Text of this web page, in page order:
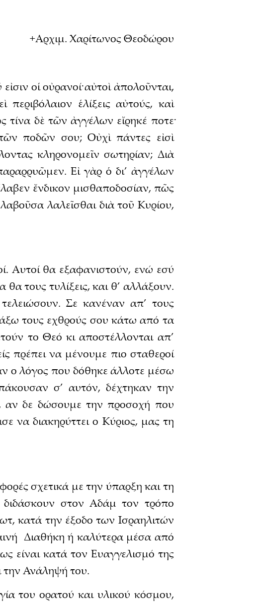
+Αρχιμ. Χαρίτωνος Θεοδώρου
οἱ οὐρανοί· αὐτοὶ ἀπολοῦνται,
ἑλίξεις αὐτούς, καὶ
τίνα δὲ τῶν ἀγγέλων εἴρηκέ ποτε·
ποδῶν σου; Οὐχὶ πάντες εἰσὶ
κληρονομεῖν σωτηρίαν; Διὰ
Εἰ γὰρ ὁ δι’ ἀγγέλων
ἔνδικον μισθαποδοσίαν, πῶς
λαλεῖσθαι διὰ τοῦ Κυρίου,
Αυτοί θα εξαφανιστούν, ενώ εσύ
τους τυλίξεις, και θ’ αλλάξουν.
Σε κανέναν απ’ τους
τους εχθρούς σου κάτω από τα
το Θεό κι αποστέλλονται απ’
πρέπει να μένουμε πιο σταθεροί
ο λόγος που δόθηκε άλλοτε μέσω
σ’ αυτόν, δέχτηκαν την
αν δε δώσουμε την προσοχή που
να διακηρύττει ο Κύριος, μας τη
σχετικά με την ύπαρξη και τη
στον Αδάμ τον τρόπο
κατά την έξοδο των Ισραηλιτών
Διαθήκη ή καλύτερα μέσα από
είναι κατά τον Ευαγγελισμό της
την Ανάληψή του.
του ορατού και υλικού κόσμου,